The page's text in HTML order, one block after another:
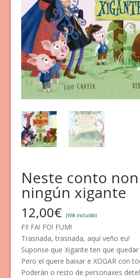
Neste conto
ningún xigante
12,00€ (IVA incluido)
FI! FA! FO! FUM!
Trasnada, trasnada, aquí veño eu!
Suponse que Xigante ten que
Pero el quere baixar e XOGAR con
Poderán o resto de personaxes